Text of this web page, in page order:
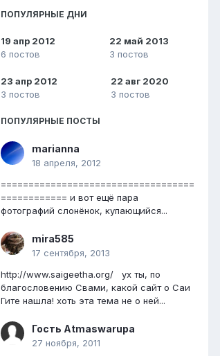
ПОПУЛЯРНЫЕ ДНИ
19 апр 2012
6 постов
22 май 2013
3 постов
23 апр 2012
3 постов
22 авг 2020
3 постов
ПОПУЛЯРНЫЕ ПОСТЫ
marianna
18 апреля, 2012
===================================
============ и вот ещё пара
фотографий слонёнок, купающийся...
mira585
17 сентября, 2013
http://www.saigeetha.org/ ух ты, по
благословению Свами, какой сайт о Саи
Гите нашла! хоть эта тема не о ней...
Гость Atmaswarupa
27 ноября, 2011